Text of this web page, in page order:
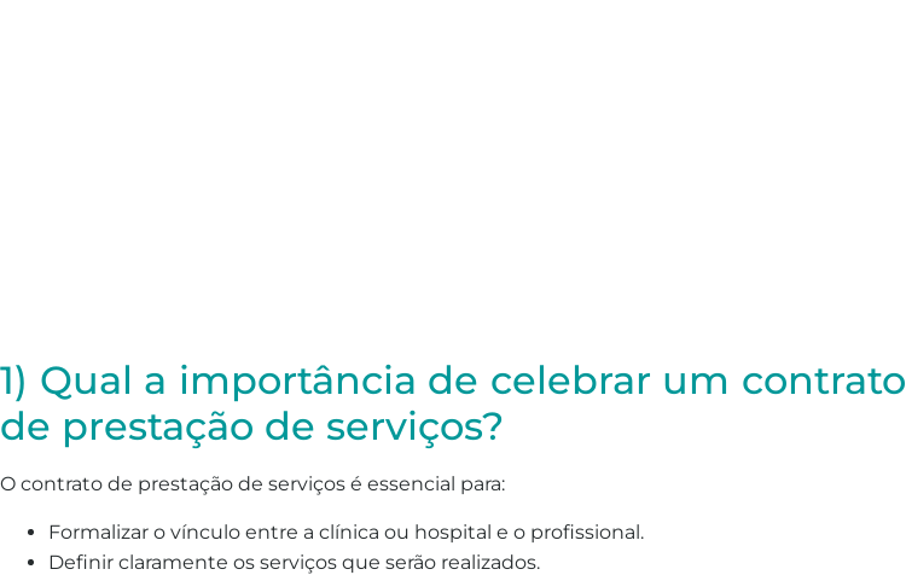
1) Qual a importância de celebrar um contrato
de prestação de serviços?
O contrato de prestação de serviços é essencial para:
Formalizar o vínculo entre a clínica ou hospital e o profissional.
Definir claramente os serviços que serão realizados.